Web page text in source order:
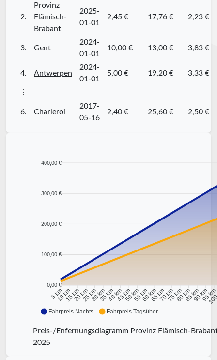
2.
Provinz
Flämisch-
Brabant
2025-
01-01
2,45 € 17,76 € 2,23 €
3. Gent
2024-
01-01
10,00 € 13,00 € 3,83 €
4. Antwerpen
2024-
01-01
5,00 € 19,20 € 3,33 €
⋮
6. Charleroi
2017-
05-16
2,40 € 25,60 € 2,50 €
400,00 €
300,00 €
200,00 €
100,00 €
0,00 €
5 km
10 km15 km20 km25 km30 km35 km40 km45 km50 km55 km60 km65 km70 km75 km80 km85 km90 km95 km
Fahrpreis Nachts Fahrpreis Tagsüber
Preis-/Enfernungsdiagramm Provinz Flämisch-
2025